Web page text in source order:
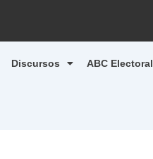
Discursos ABC Electoral